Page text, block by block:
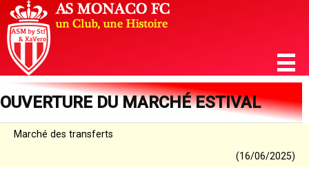
OUVERTURE DU MARCHÉ ESTIVAL
Marché des transferts
(16/06/2025)